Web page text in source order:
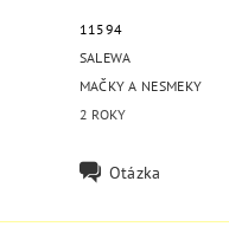
11594
SALEWA
MAČKY A NESMEKY
2 ROKY
Otázka